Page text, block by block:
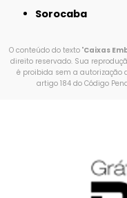
Sorocaba
O conteúdo do texto "Caixas
direito reservado. Sua
é proibida sem a autorização
artigo 184 do Código